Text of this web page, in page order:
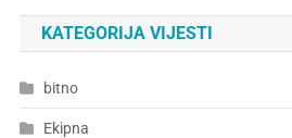
KATEGORIJA VIJESTI
bitno
Ekipna